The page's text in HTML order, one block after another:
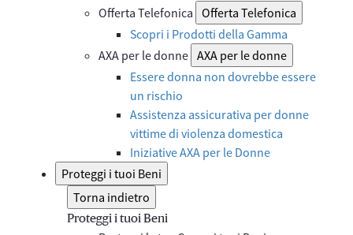
Offerta Telefonica Offerta Telefonica
Scopri i Prodotti della Gamma
AXA per le donne AXA per le donne
Essere donna non dovrebbe essere
un rischio
Assistenza assicurativa per donne
vittime di violenza domestica
Iniziative AXA per le Donne
Proteggi i tuoi Beni
Torna indietro
Proteggi i tuoi Beni